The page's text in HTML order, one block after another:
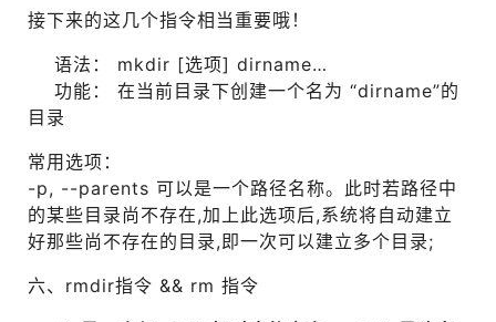
接下来的这几个指令相当重要哦！
语法： mkdir [选项] dirname…
功能： 在当前目录下创建一个名为 “dirname”的
目录
常用选项：
-p, --parents 可以是一个路径名称。此时若路径中
的某些目录尚不存在,加上此选项后,系统将自动建立
好那些尚不存在的目录,即一次可以建立多个目录;
六、rmdir指令 && rm 指令